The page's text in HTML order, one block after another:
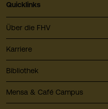
Quicklinks
Über die FHV
Karriere
Bibliothek
Mensa & Café Campus